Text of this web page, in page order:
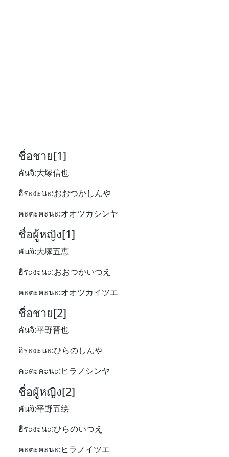
ชื่อชาย[1]
คันจิ:大塚信也
ฮิระงะนะ:おおつかしんや
คะตะคะนะ:オオツカシンヤ
ชื่อผู้หญิง[1]
คันจิ:大塚五恵
ฮิระงะนะ:おおつかいつえ
คะตะคะนะ:オオツカイツエ
ชื่อชาย[2]
คันจิ:平野晋也
ฮิระงะนะ:ひらのしんや
คะตะคะนะ:ヒラノシンヤ
ชื่อผู้หญิง[2]
คันจิ:平野五絵
ฮิระงะนะ:ひらのいつえ
คะตะคะนะ:ヒラノイツエ